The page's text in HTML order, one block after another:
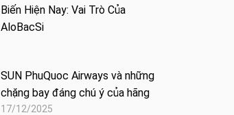
Biến Hiện Nay: Vai Trò Của
AloBacSi
SUN PhuQuoc Airways và những
chặng bay đáng chú ý của hãng
17/12/2025